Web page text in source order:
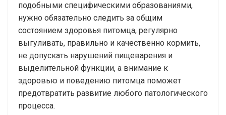
подобными специфическими образованиями,
нужно обязательно следить за общим
состоянием здоровья питомца, регулярно
выгуливать, правильно и качественно кормить,
не допускать нарушений пищеварения и
выделительной функции, а внимание к
здоровью и поведению питомца поможет
предотвратить развитие любого патологического
процесса.